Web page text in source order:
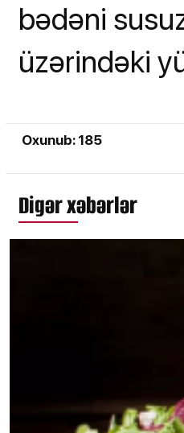
bədəni
üzərindəki
Oxunub: 185
Digər xəbərlər